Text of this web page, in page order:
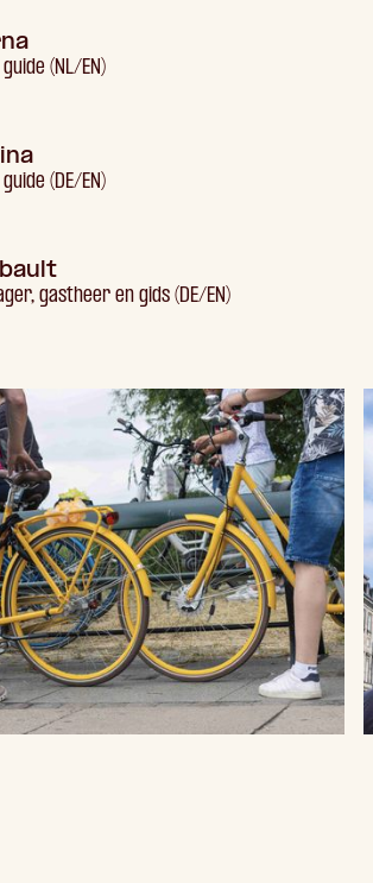
(NL/EN)
(DE/EN)
gastheer en gids (DE/EN)